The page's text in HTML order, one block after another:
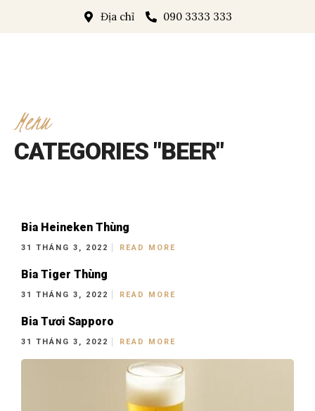
Địa chỉ 090 3333 333
Menu
CATEGORIES "BEER"
Bia Heineken Thùng
31 THÁNG 3, 2022 READ MORE
Bia Tiger Thùng
31 THÁNG 3, 2022 READ MORE
Bia Tươi Sapporo
31 THÁNG 3, 2022 READ MORE